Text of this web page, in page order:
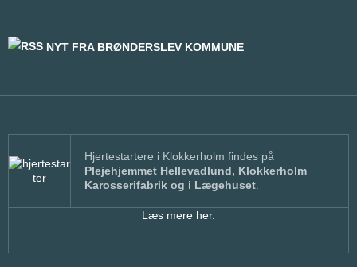
NYT FRA BRØNDERSLEV KOMMUNE
Hjertestartere i Klokkerholm findes på
Plejehjemmet Hellevadlund, Klokkerholm
Karosserifabrik og i Lægehuset
Læs mere her.